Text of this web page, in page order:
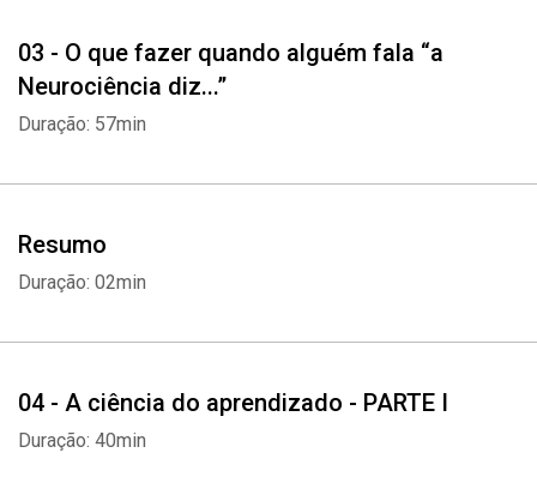
03 - O que fazer quando alguém fala “a
Neurociência diz...”
Duração: 57min
Resumo
Duração: 02min
04 - A ciência do aprendizado - PARTE I
Duração: 40min